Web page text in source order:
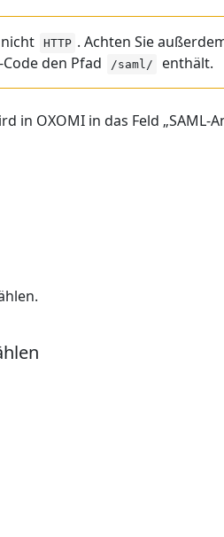
HTTP . Achten Sie
den Pfad
/saml/ enthält.
in OXOMI in das Feld „SAML-